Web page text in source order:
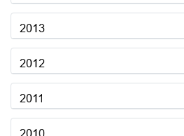
2013
2012
2011
2010